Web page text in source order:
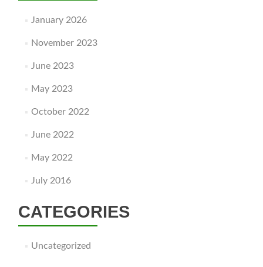
January 2026
November 2023
June 2023
May 2023
October 2022
June 2022
May 2022
July 2016
CATEGORIES
Uncategorized